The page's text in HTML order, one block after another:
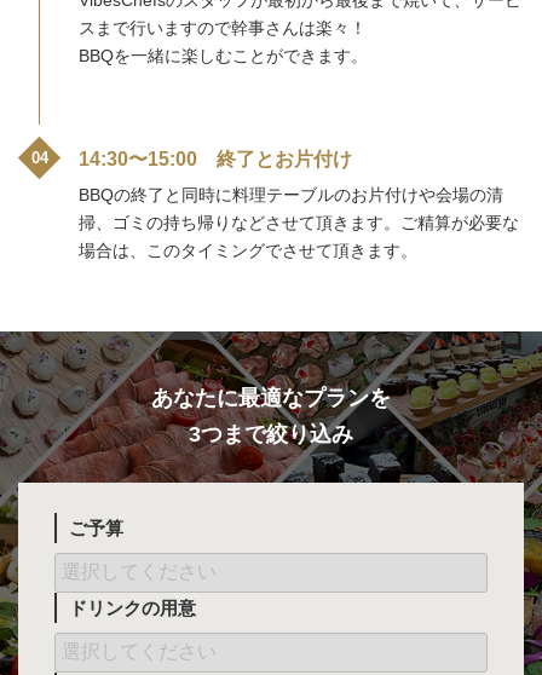
スまで行いますので幹事さんは楽々！
BBQを一緒に楽しむことができます。
14:30〜15:00 終了とお片付け
BBQの終了と同時に料理テーブルのお片付けや会場の清
掃、ゴミの持ち帰りなどさせて頂きます。ご精算が必要な
場合は、このタイミングでさせて頂きます。
あなたに最適なプランを
3つまで絞り込み
ご予算
ドリンクの用意